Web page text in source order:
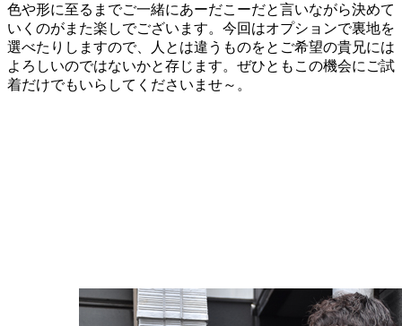
色や形に至るまでご一緒にあーだこーだと言いながら決めて
いくのがまた楽しでございます。今回はオプションで裏地を
選べたりしますので、人とは違うものをとご希望の貴兄には
よろしいのではないかと存じます。ぜひともこの機会にご試
着だけでもいらしてくださいませ～。